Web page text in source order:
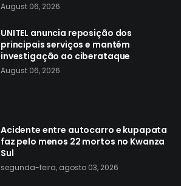
August 06, 2026
UNITEL anuncia reposição dos
principais serviços e mantém
investigação ao ciberataque
August 06, 2026
Acidente entre autocarro e kupapata
faz pelo menos 22 mortos no Kwanza
Sul
segunda-feira, agosto 03, 2026